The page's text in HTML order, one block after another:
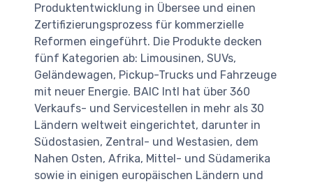
Produktentwicklung in Übersee und einen
Zertifizierungsprozess für kommerzielle
Reformen eingeführt. Die Produkte decken
fünf Kategorien ab: Limousinen, SUVs,
Geländewagen, Pickup-Trucks und Fahrzeuge
mit neuer Energie. BAIC Intl hat über 360
Verkaufs- und Servicestellen in mehr als 30
Ländern weltweit eingerichtet, darunter in
Südostasien, Zentral- und Westasien, dem
Nahen Osten, Afrika, Mittel- und Südamerika
sowie in einigen europäischen Ländern und